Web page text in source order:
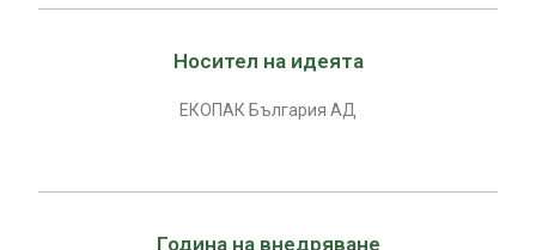
Носител на идеята
ЕКОПАК България АД
Година на внедряване